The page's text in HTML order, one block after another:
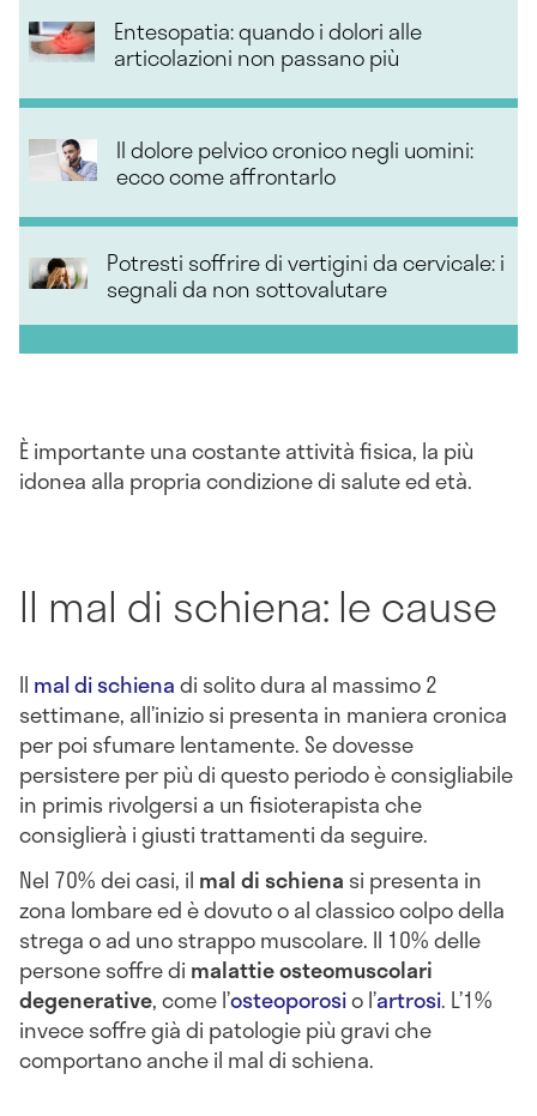
Entesopatia: quando i dolori alle
articolazioni non passano più
Il dolore pelvico cronico negli uomini:
ecco come affrontarlo
Potresti soffrire di vertigini da cervicale: i
segnali da non sottovalutare
È importante una costante attività fisica, la più
idonea alla propria condizione di salute ed età.
Il mal di schiena: le cause
Il mal di schienadi solito dura al massimo 2
settimane, all’inizio si presenta in maniera cronica
per poi sfumare lentamente. Se dovesse
persistere per più di questo periodo è consigliabile
in primis rivolgersi a un fisioterapista che
consiglierà i giusti trattamenti da seguire.
Nel 70% dei casi, il mal di schiena si presenta in
zona lombare ed è dovuto o al classico colpo della
strega o ad uno strappo muscolare. Il 10% delle
persone soffre di malattie osteomuscolari
degenerative, come l’osteoporosio l’artrosi. L’1%
invece soffre già di patologie più gravi che
comportano anche il mal di schiena.